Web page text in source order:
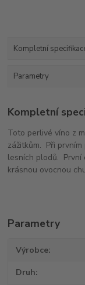
Kompletní
Parametry
Kompletní
Toto perlivé víno z
zážitkům. Při
lesních plodů. První
krásnou ovocnou
Parametry
Výrobce
Druh